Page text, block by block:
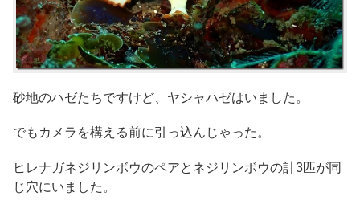
砂地のハゼたちですけど、ヤシャハゼはいました。
でもカメラを構える前に引っ込んじゃった。
ヒレナガネジリンボウのペアとネジリンボウの計3匹が同
じ穴にいました。